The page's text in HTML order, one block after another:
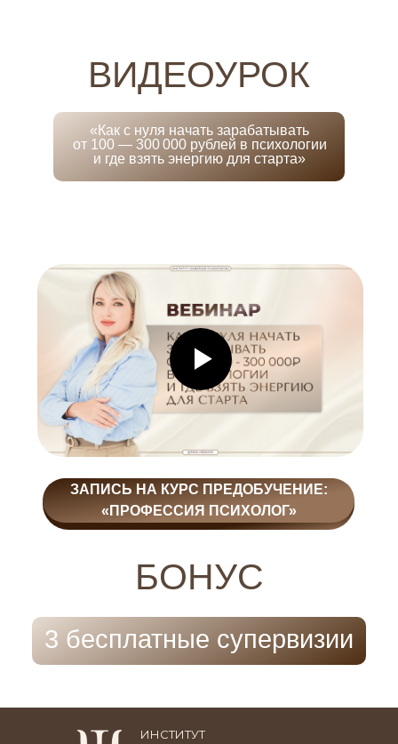
ВИДЕОУРОК
«Как с нуля начать зарабатывать
от 100 — 300 000 рублей в психологии
и где взять энергию для старта»
БОНУС
3 бесплатные супервизии
ЗАПИСЬ НА КУРС ПРЕДОБУЧЕНИЕ:
«ПРОФЕССИЯ ПСИХОЛОГ»
ИНСТИТУТ